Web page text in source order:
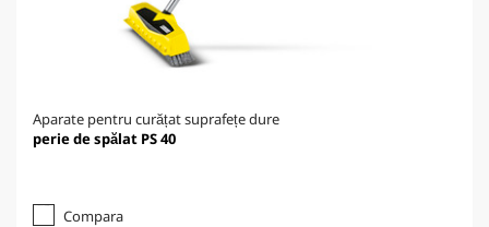
Aparate pentru curățat suprafețe dure
perie de spălat PS 40
Compara